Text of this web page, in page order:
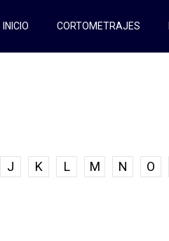
INICIO CORTOMETRAJES
J K L M N O